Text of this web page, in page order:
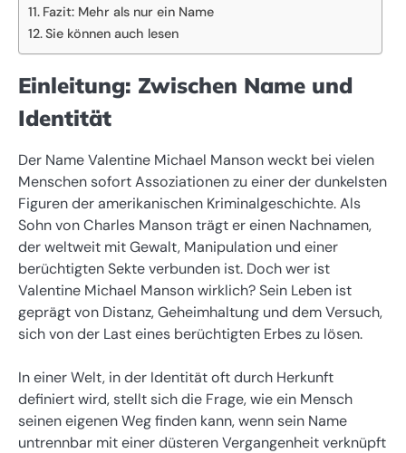
Fazit: Mehr als nur ein Name
Sie können auch lesen
Einleitung: Zwischen Name und
Identität
Der Name Valentine Michael Manson weckt bei vielen
Menschen sofort Assoziationen zu einer der dunkelsten
Figuren der amerikanischen Kriminalgeschichte. Als
Sohn von Charles Manson trägt er einen Nachnamen,
der weltweit mit Gewalt, Manipulation und einer
berüchtigten Sekte verbunden ist. Doch wer ist
Valentine Michael Manson wirklich? Sein Leben ist
geprägt von Distanz, Geheimhaltung und dem Versuch,
sich von der Last eines berüchtigten Erbes zu lösen.
In einer Welt, in der Identität oft durch Herkunft
definiert wird, stellt sich die Frage, wie ein Mensch
seinen eigenen Weg finden kann, wenn sein Name
untrennbar mit einer düsteren Vergangenheit verknüpft